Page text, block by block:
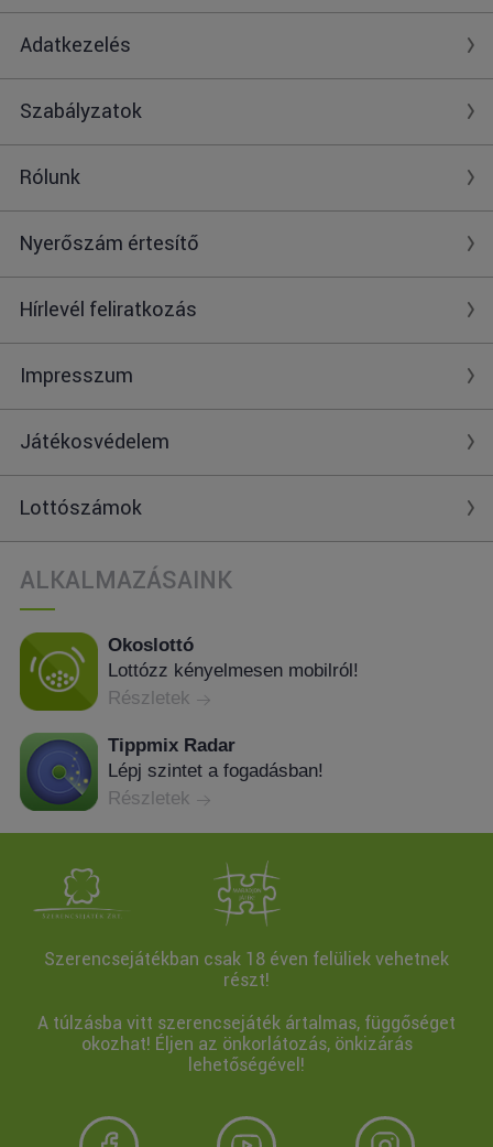
Adatkezelés
Szabályzatok
Rólunk
Nyerőszám értesítő
Hírlevél feliratkozás
Impresszum
Játékosvédelem
Lottószámok
ALKALMAZÁSAINK
Okoslottó
Lottózz kényelmesen mobilról!
Részletek
Tippmix Radar
Lépj szintet a fogadásban!
Részletek
Szerencsejátékban csak 18 éven felüliek vehetnek
részt!
A túlzásba vitt szerencsejáték ártalmas, függőséget
okozhat! Éljen az önkorlátozás, önkizárás
lehetőségével!